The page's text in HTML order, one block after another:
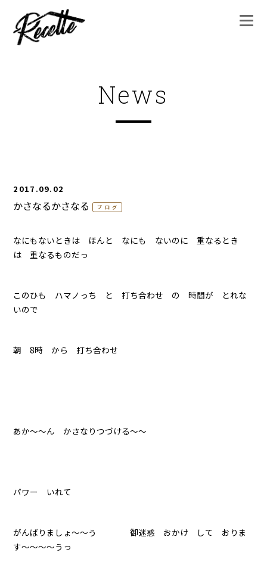
News
2017.09.02
かさなるかさなる ブログ
なにもないときは ほんと なにも ないのに 重なるとき
は 重なるものだっ
このひも ハマノっち と 打ち合わせ の 時間が とれな
いので
朝 8時 から 打ち合わせ
あか～～ん かさなりつづける～～
パワー いれて
がんばりましょ～～う 御迷惑 おかけ して おりま
す～～～～うっ